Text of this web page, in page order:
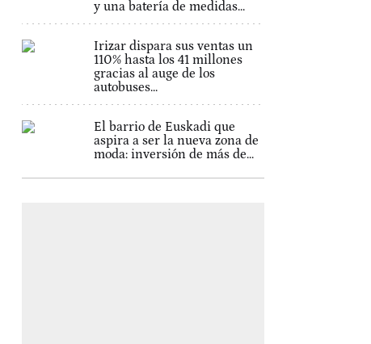
y una batería de medidas...
Irizar dispara sus ventas un
110% hasta los 41 millones
gracias al auge de los
autobuses...
El barrio de Euskadi que
aspira a ser la nueva zona de
moda: inversión de más de...